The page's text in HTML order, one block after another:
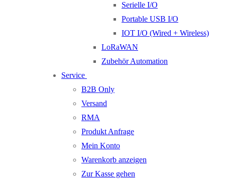
Serielle I/O
Portable USB I/O
IOT I/O (Wired + Wireless)
LoRaWAN
Zubehör Automation
Service
B2B Only
Versand
RMA
Produkt Anfrage
Mein Konto
Warenkorb anzeigen
Zur Kasse gehen